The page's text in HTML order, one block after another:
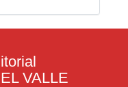
VALLE